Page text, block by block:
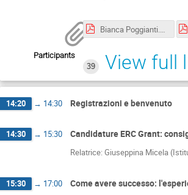
Bianca Poggianti.pdf
Participants
39
View full
14:20 → 14:30 Registrazioni e benvenuto
14:30 → 15:30 Candidature ERC Grant:
Relatrice: Giuseppina Micela
15:30 → 17:00 Come avere successo: